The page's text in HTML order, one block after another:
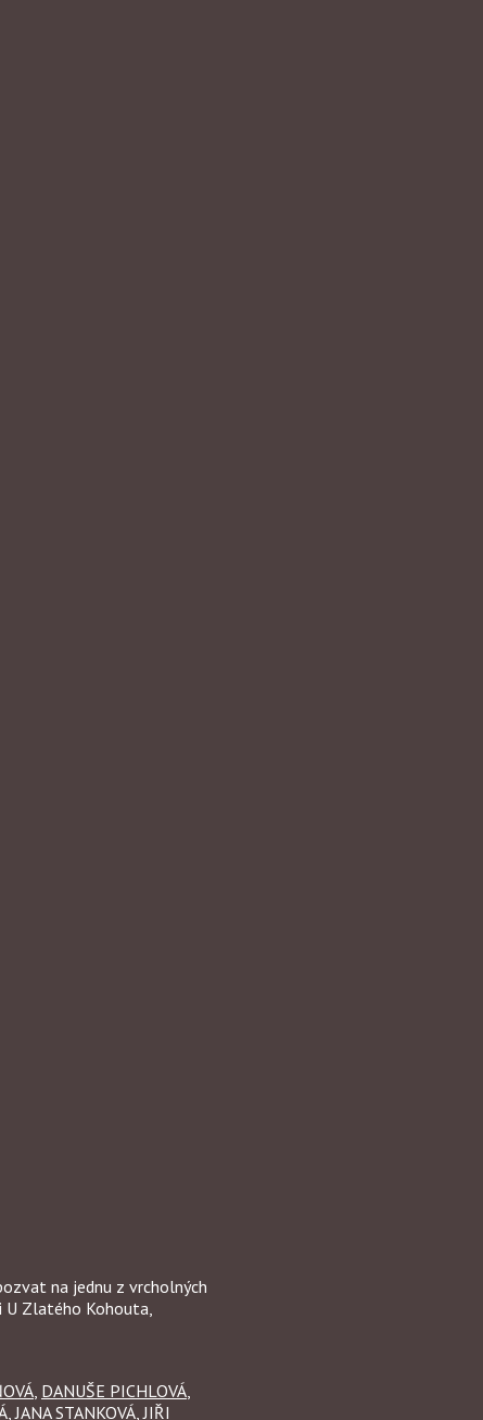
na jednu z vrcholných
Zlatého Kohouta,
DANUŠE PICHLOVÁ
JANA STANKOVÁ JIŘI